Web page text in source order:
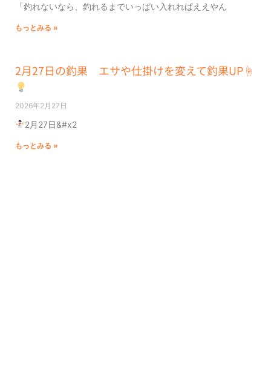
「釣れないなら、釣れるまでいっぱい入れればええやん
もっとみる »
2月27日の釣果 エサや仕掛けを変えて釣果UP☝
2026年2月27日
2月27日&#x2
もっとみる »